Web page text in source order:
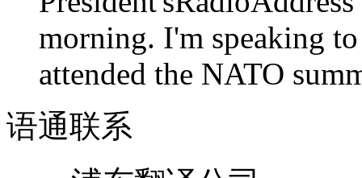
morning. I'm speaking
attended the NATO
语通联系